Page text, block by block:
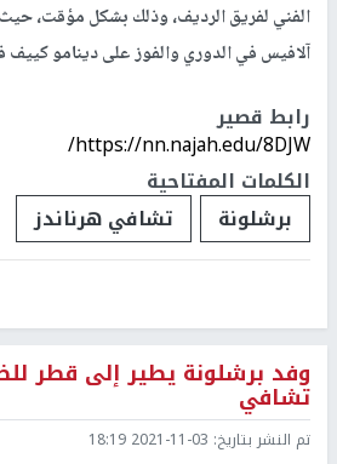
الفني لفريق الرديف، وذلك بشكل مؤقت، حيث
آلافيس في الدوري والفوز على دينامو كييف
رابط قصير
https://nn.najah.edu/8DJW/
الكلمات المفتاحية
برشلونة
تشافي هرناندز
وفد برشلونة يطير إلى قطر
تشافي
تم النشر بتاريخ: 2021-11-03 18:19